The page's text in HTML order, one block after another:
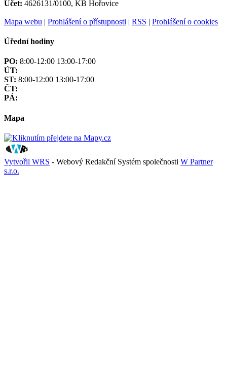
Účet: 4626131/0100, KB Hořovice
Mapa webu | Prohlášení o přístupnosti | RSS | Prohlášení o cookies
Úřední hodiny
PO: 8:00-12:00 13:00-17:00
ÚT:
ST: 8:00-12:00 13:00-17:00
ČT:
PÁ:
Mapa
Vytvořil WRS - Webový Redakční Systém společnosti W Partner
s.r.o.